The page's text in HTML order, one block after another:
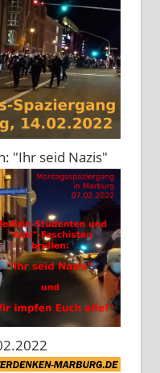
"Ihr seid Nazis"